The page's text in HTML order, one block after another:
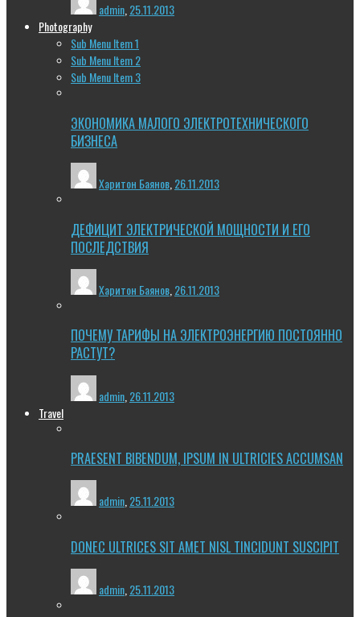
admin,25.11.2013
Photography
Sub Menu Item 1
Sub Menu Item 2
Sub Menu Item 3
ЭКОНОМИКА МАЛОГО ЭЛЕКТРОТЕХНИЧЕСКОГО
БИЗНЕСА
Харитон Баянов 26.11.2013
ДЕФИЦИТ ЭЛЕКТРИЧЕСКОЙ МОЩНОСТИ И ЕГО
ПОСЛЕДСТВИЯ
Харитон Баянов 26.11.2013
ПОЧЕМУ ТАРИФЫ НА ЭЛЕКТРОЭНЕРГИЮ ПОСТОЯННО
РАСТУТ?
admin 26.11.2013
Travel
PRAESENT BIBENDUM, IPSUM IN ULTRICIES ACCUMSAN
admin,25.11.2013
DONEC ULTRICES SIT AMET NISL TINCIDUNT SUSCIPIT
admin 25.11.2013